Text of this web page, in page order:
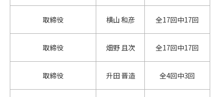
取締役 横山 和彦 全17回中17回
取締役 畑野 且次 全17回中17回
取締役 升田 晋造 全4回中3回